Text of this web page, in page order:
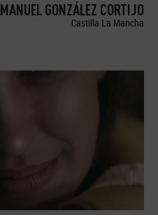
MANUEL GONZÁLEZ CORTIJO
Castilla La Mancha